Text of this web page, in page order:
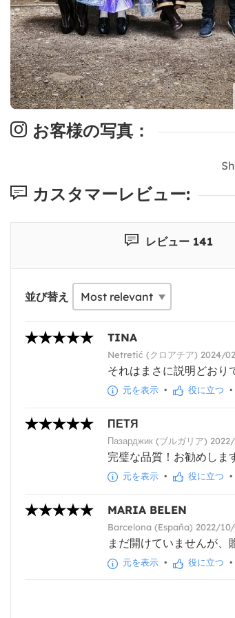
お客様の写真：
カスタマーレビュー:
レビュー 141
並び替え
TINA
Netretić (クロアチア) 2024/
それはまさに説明どおり
元を表示 • 役に立つ •
ПЕТЯ
Пазарджик (ブルガリア)
完璧な品質！お勧めしま
元を表示 • 役に立つ •
MARIA BELEN
Barcelona (España) 2022/
まだ開けていませんが、
元を表示 • 役に立つ •